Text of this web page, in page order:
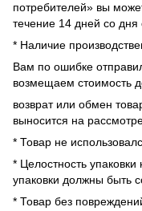
потребителей» вы
течение 14 дней со дня
* Наличие
Вам по ошибке
возмещаем стоимость
возврат или обмен
выносится на
* Товар не
* Целостность
упаковки должны быть
* Товар без